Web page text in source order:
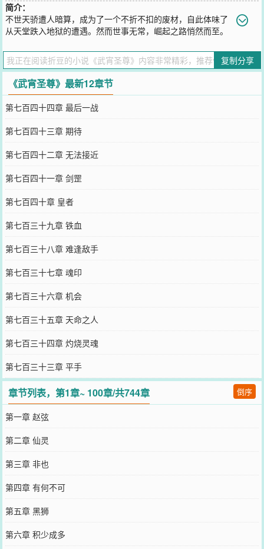
简介：
不世天骄遭人暗算，成为了一个不折不扣的废材，自此体味了
从天堂跌入地狱的遭遇。然而世事无常，崛起之路悄然而至。
里的朋友推荐哦！
复制分享
《武宵圣尊》最新12章节
第七百四十四章 最后一战
第七百四十三章 期待
第七百四十二章 无法接近
第七百四十一章 剑罡
第七百四十章 皇者
第七百三十九章 铁血
第七百三十八章 难逢敌手
第七百三十七章 魂印
第七百三十六章 机会
第七百三十五章 天命之人
第七百三十四章 灼烧灵魂
第七百三十三章 平手
章节列表，第1章~ 100章/共744章 倒序
第一章 赵弦
第二章 仙灵
第三章 非也
第四章 有何不可
第五章 黑狮
第六章 积少成多